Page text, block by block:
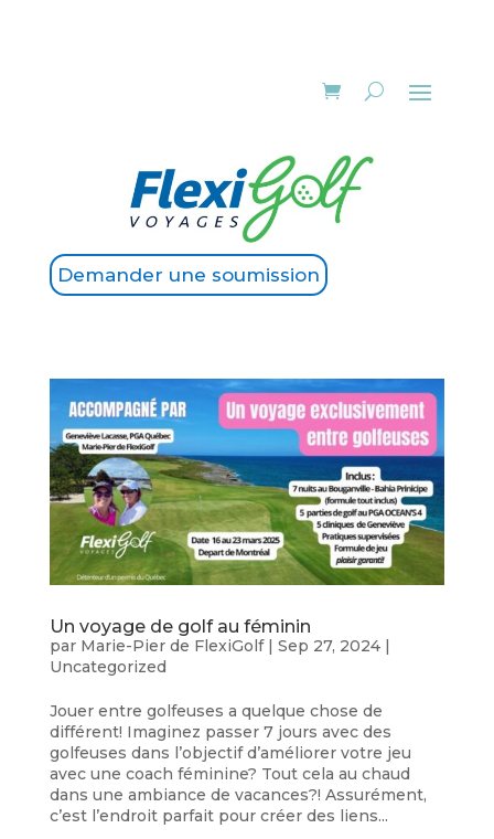
Demander une soumission
Un voyage de golf au féminin
par Marie-Pier de FlexiGolf| Sep 27, 2024|
Uncategorized
Jouer entre golfeuses a quelque chose de
différent! Imaginez passer 7 jours avec des
golfeuses dans l’objectif d’améliorer votre jeu
avec une coach féminine? Tout cela au chaud
dans une ambiance de vacances?! Assurément,
c’est l’endroit parfait pour créer des liens...